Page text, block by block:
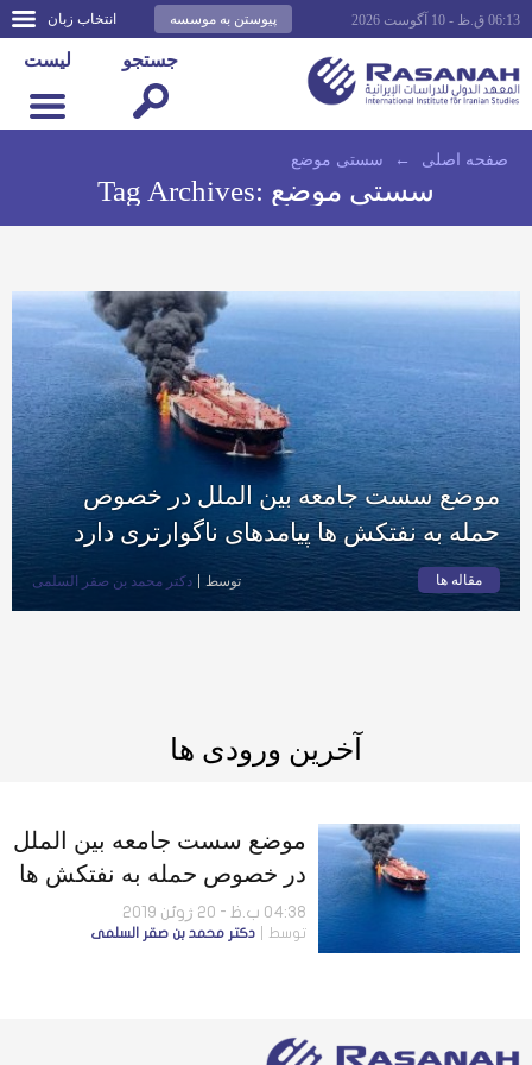
انتخاب زبان پیوستن به موسسه 06:13 ق.ظ - 10 آگوست 2026
لیست جستجو
صفحه اصلى ← سستی موضع
Tag Archives: سستی موضع
موضع سست جامعه بین الملل در خصوص
حمله به نفتکش ها پیامدهای ناگوارتری دارد
مقاله ها توسط دكتر محمد بن صقر السلمى
آخرین ورودی ها
موضع سست جامعه بین الملل
در خصوص حمله به نفتکش ها
پیامدهای ناگوارتری دارد
04:38 ب.ظ - 20 ژوئن 2019
توسط دكتر محمد بن صقر السلمى